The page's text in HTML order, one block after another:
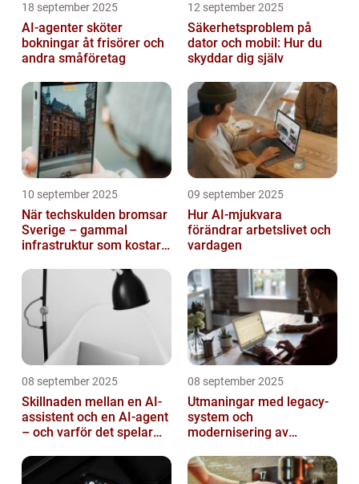
18 september 2025
AI-agenter sköter
bokningar åt frisörer och
andra småföretag
12 september 2025
Säkerhetsproblem på
dator och mobil: Hur du
skyddar dig själv
10 september 2025
När techskulden bromsar
Sverige – gammal
infrastruktur som kostar
09 september 2025
Hur AI-mjukvara
förändrar arbetslivet och
vardagen
08 september 2025
Skillnaden mellan en AI-
assistent och en AI-agent
– och varför det spelar
08 september 2025
Utmaningar med legacy-
system och
modernisering av